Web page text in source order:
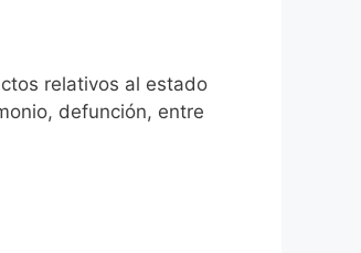
relativos al estado
defunción, entre